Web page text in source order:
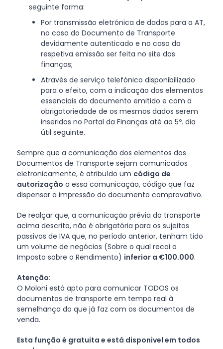
seguinte forma:
Por transmissão eletrónica de dados para a AT,
no caso do Documento de Transporte
devidamente autenticado e no caso da
respetiva emissão ser feita no site das
finanças;
Através de serviço telefónico disponibilizado
para o efeito, com a indicação dos elementos
essenciais do documento emitido e com a
obrigatoriedade de os mesmos dados serem
inseridos no Portal da Finanças até ao 5º. dia
útil seguinte.
Sempre que a comunicação dos elementos dos
Documentos de Transporte sejam comunicados
eletronicamente, é atribuído um código de
autorização a essa comunicação, código que faz
dispensar a impressão do documento comprovativo.
De realçar que, a comunicação prévia do transporte
acima descrita, não é obrigatória para os sujeitos
passivos de IVA que, no período anterior, tenham tido
um volume de negócios (Sobre o qual recai o
Imposto sobre o Rendimento) inferior a €100.000.
Atenção:
O Moloni está apto para comunicar TODOS os
documentos de transporte em tempo real à
semelhança do que já faz com os documentos de
venda.
Esta função é gratuita e está disponivel em todos